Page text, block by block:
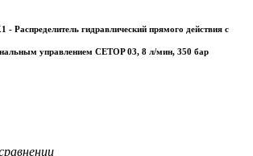
- Распределитель гидравлический прямого действия с
управлением CETOP 03, 8 л/мин, 350 бар